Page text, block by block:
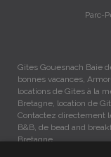
Parc-
Gites Gouesnach Baie
bonnes vacances,
locations de Gites à la
Bretagne, location de
Contactez directement
B&B, de bead and
Bretagne.